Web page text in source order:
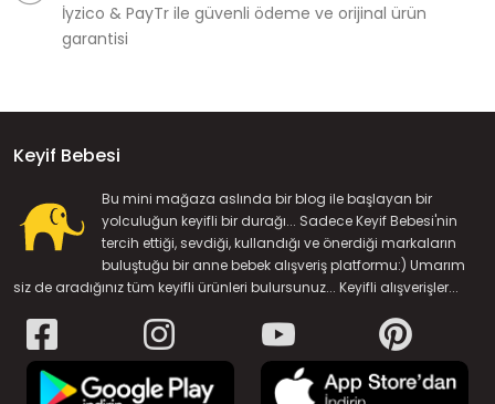
İyzico & PayTr ile güvenli ödeme ve orijinal ürün
garantisi
Keyif Bebesi
Bu mini mağaza aslında bir blog ile başlayan bir
yolculuğun keyifli bir durağı... Sadece Keyif Bebesi'nin
tercih ettiği, sevdiği, kullandığı ve önerdiği markaların
buluştuğu bir anne bebek alışveriş platformu:) Umarım
siz de aradığınız tüm keyifli ürünleri bulursunuz... Keyifli alışverişler...